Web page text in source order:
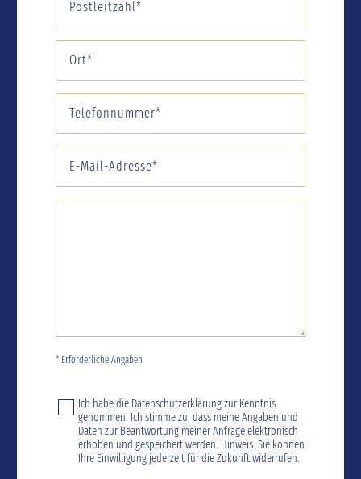
* Erforderliche Angaben
Ich habe die Datenschutzerklärungzur Kenntnis
genommen. Ich stimme zu, dass meine Angaben und
Daten zur Beantwortung meiner Anfrage elektronisch
erhoben und gespeichert werden. Hinweis: Sie können
Ihre Einwilligung jederzeit für die Zukunft widerrufen.